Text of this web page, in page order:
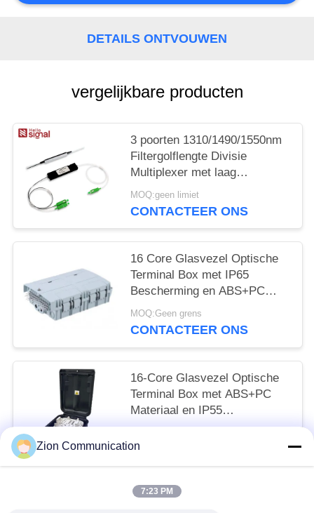
DETAILS ONTVOUWEN
vergelijkbare producten
3 poorten 1310/1490/1550nm
Filtergolflengte Divisie
Multiplexer met laag
Invoegverlies, hoge
kanaalisolatie en epoxyvrij
MOQ:geen limiet
CONTACTEER ONS
16 Core Glasvezel Optische
Terminal Box met IP65
Bescherming en ABS+PC
Materiaal voor Veilige Vezel
Management
MOQ:Geen grens
CONTACTEER ONS
16-Core Glasvezel Optische
Terminal Box met ABS+PC
Materiaal en IP55
Bescherming voor Fttx
Netwerk
CONTACTEER ONS
Zion Communication
7:23 PM